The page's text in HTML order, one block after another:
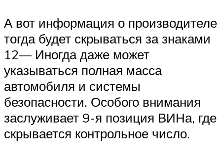
А вот информация о производителе
тогда будет скрываться за знаками
12— Иногда даже может
указываться полная масса
автомобиля и системы
безопасности. Особого внимания
заслуживает 9-я позиция ВИНа, где
скрывается контрольное число.